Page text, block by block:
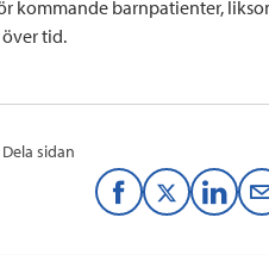
kommande barnpatienter,
tid.
Dela sidan
F
T
L